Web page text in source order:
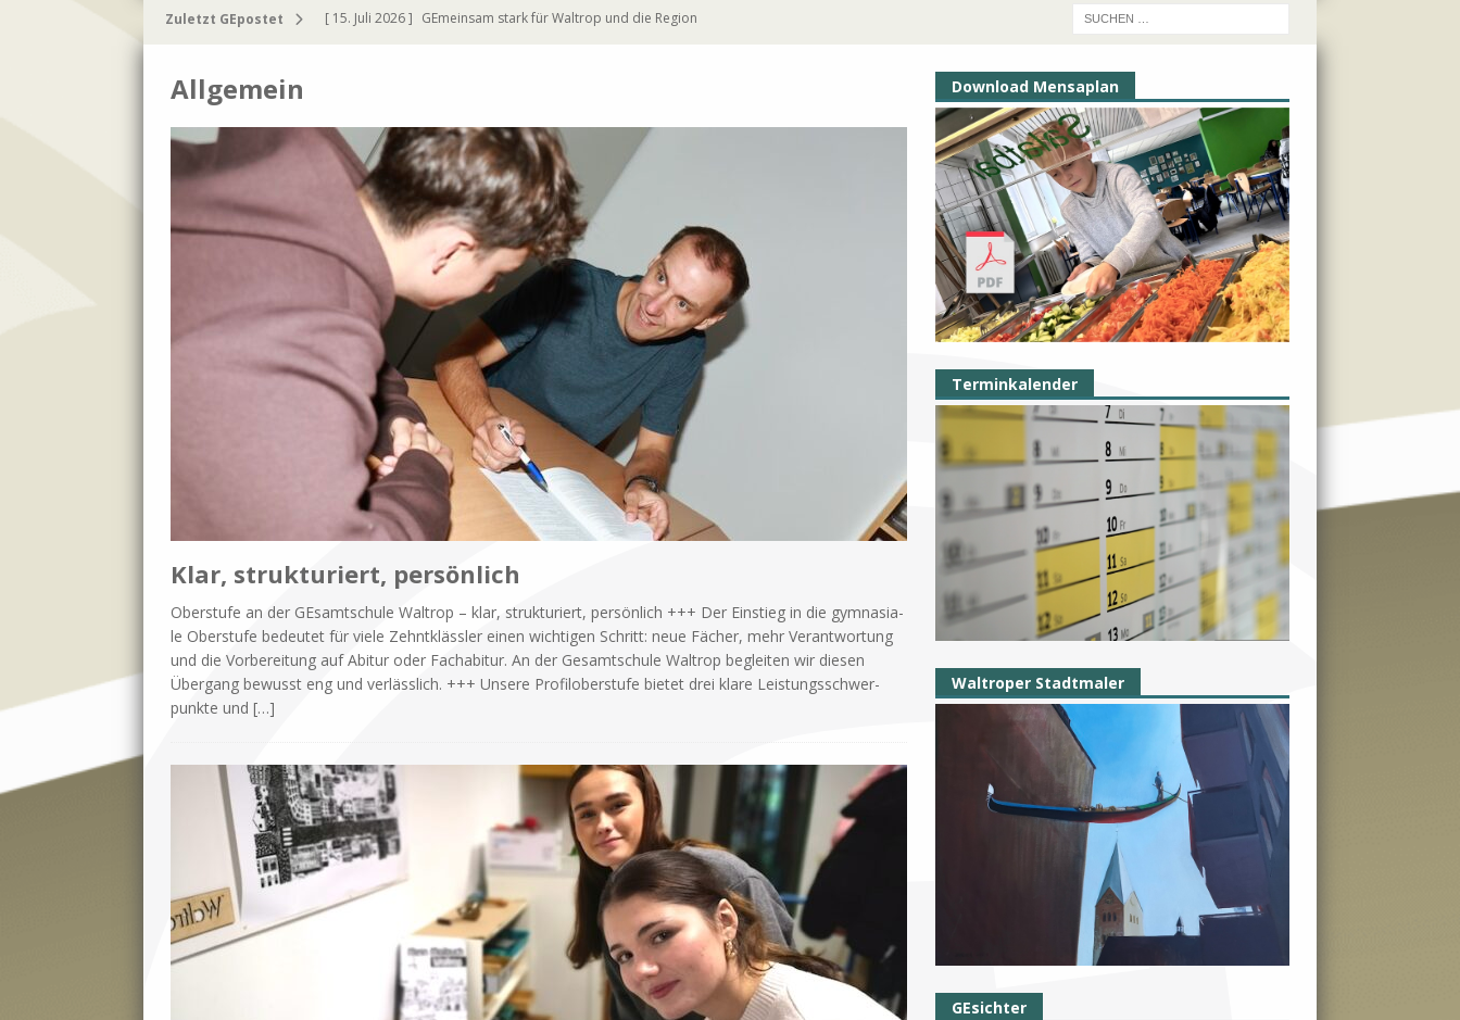
Zuletzt GEpostet [ 15. Juli 2026 ] GEmeinsam stark für Waltrop und die Region
[ 8. Juli 2026 ] Traumhaftes Kennenlernfest
[ 16. Juli 2026 ] Einmal GE Waltrop – immer Teil unserer GEschichte
Allgemein
Klar, strukturiert, persönlich
Ober­stu­fe an der GE­samt­schu­le Wal­trop – klar, struk­tu­riert, per­sön­lich +++ Der Ein­stieg in die gym­na­sia­
le Ober­stu­fe be­deu­tet für vie­le Zehnt­kläss­ler ei­nen wich­ti­gen Schritt: neue Fä­cher, mehr Ver­ant­wor­tung
und die Vor­be­rei­tung auf Ab­itur oder Fach­ab­itur. An der Ge­samt­schu­le Wal­trop be­glei­ten wir die­sen
Über­gang be­wusst eng und ver­läss­lich. +++ Un­se­re Pro­fil­ober­stu­fe bie­tet drei kla­re Lei­stungs­schwer­
punk­te und […]
Download Mensaplan
Terminkalender
Waltroper Stadtmaler
GEsichter